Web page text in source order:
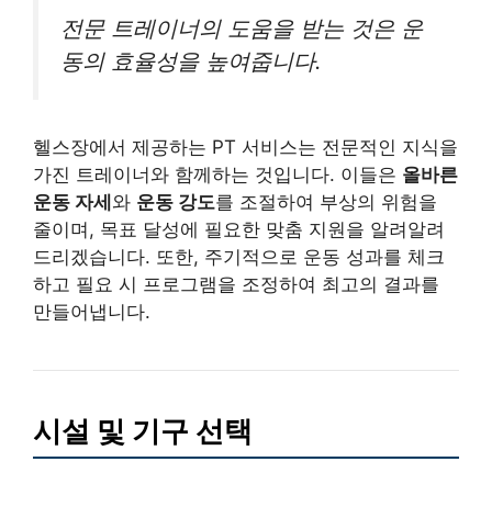
전문 트레이너의 도움을 받는 것은 운
동의 효율성을 높여줍니다.
헬스장에서 제공하는 PT 서비스는 전문적인 지식을
가진 트레이너와 함께하는 것입니다. 이들은 올바른
운동 자세와 운동 강도를 조절하여 부상의 위험을
줄이며, 목표 달성에 필요한 맞춤 지원을 알려알려
드리겠습니다. 또한, 주기적으로 운동 성과를 체크
하고 필요 시 프로그램을 조정하여 최고의 결과를
만들어냅니다.
시설 및 기구 선택